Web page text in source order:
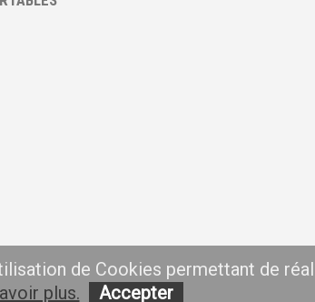
de Cookies permettant de
plus. Accepter